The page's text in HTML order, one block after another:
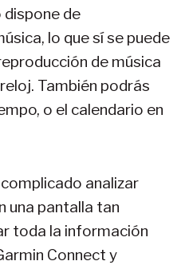
de
lo que sí se puede
de música
También podrás
o el calendario en
analizar
una pantalla tan
toda la información
Connect y